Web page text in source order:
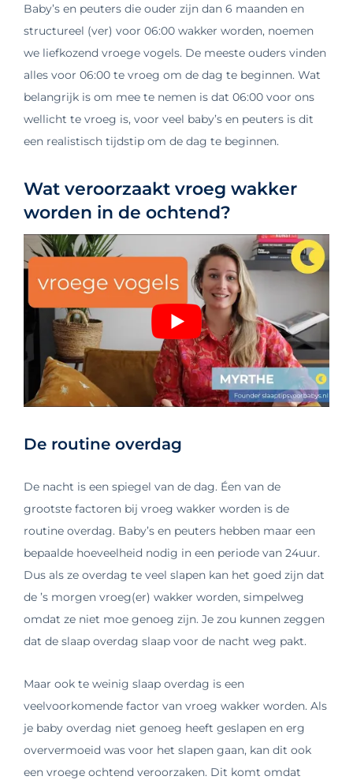
Baby’s en peuters die ouder zijn dan 6 maanden en
structureel (ver) voor 06:00 wakker worden, noemen
we liefkozend vroege vogels. De meeste ouders vinden
alles voor 06:00 te vroeg om de dag te beginnen. Wat
belangrijk is om mee te nemen is dat 06:00 voor ons
wellicht te vroeg is, voor veel baby’s en peuters is dit
een realistisch tijdstip om de dag te beginnen.
Wat veroorzaakt vroeg wakker
worden in de ochtend?
De routine overdag
De nacht is een spiegel van de dag. Éen van de
grootste factoren bij vroeg wakker worden is de
routine overdag. Baby’s en peuters hebben maar een
bepaalde hoeveelheid nodig in een periode van 24uur.
Dus als ze overdag te veel slapen kan het goed zijn dat
de ’s morgen vroeg(er) wakker worden, simpelweg
omdat ze niet moe genoeg zijn. Je zou kunnen zeggen
dat de slaap overdag slaap voor de nacht weg pakt.
Maar ook te weinig slaap overdag is een
veelvoorkomende factor van vroeg wakker worden. Als
je baby overdag niet genoeg heeft geslapen en erg
oververmoeid was voor het slapen gaan, kan dit ook
een vroege ochtend veroorzaken. Dit komt omdat